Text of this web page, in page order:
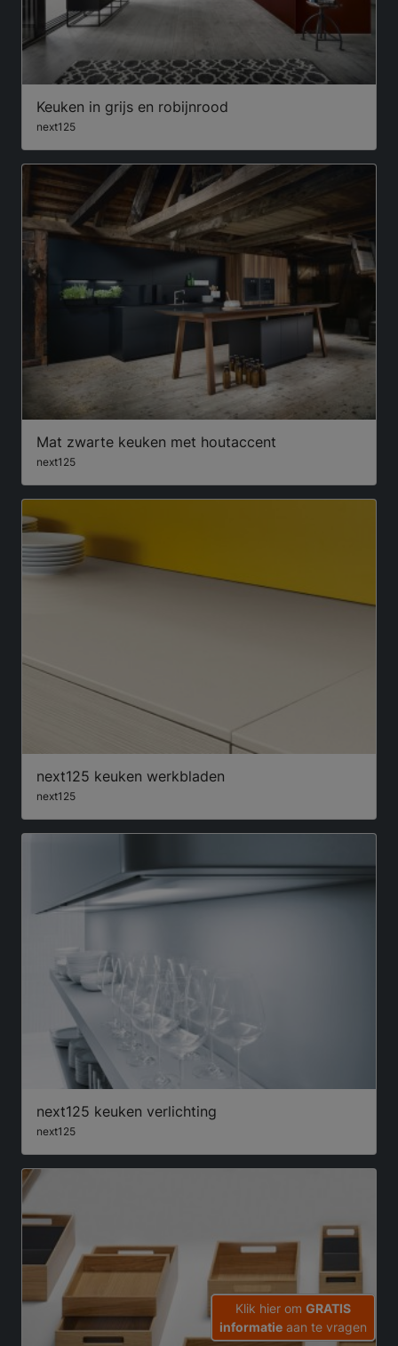
Keuken in grijs en robijnrood
next125
Mat zwarte keuken met houtaccent
next125
next125 keuken werkbladen
next125
next125 keuken verlichting
next125
Klik hier om GRATIS
informatie aan te vragen